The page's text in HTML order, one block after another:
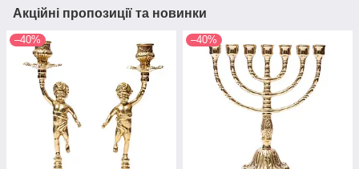
Акційні пропозиції та новинки
–40% –40%